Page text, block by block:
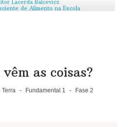
Lacerda Balcevicz
de Alimento na Escola
as coisas?
Terra - Fundamental 1 - Fase 2